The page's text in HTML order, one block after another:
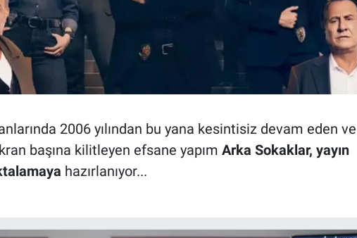
2006 yılından bu yana kesintisiz devam eden ve
başına kilitleyen efsane yapım Arka Sokaklar, yayın
hazırlanıyor...